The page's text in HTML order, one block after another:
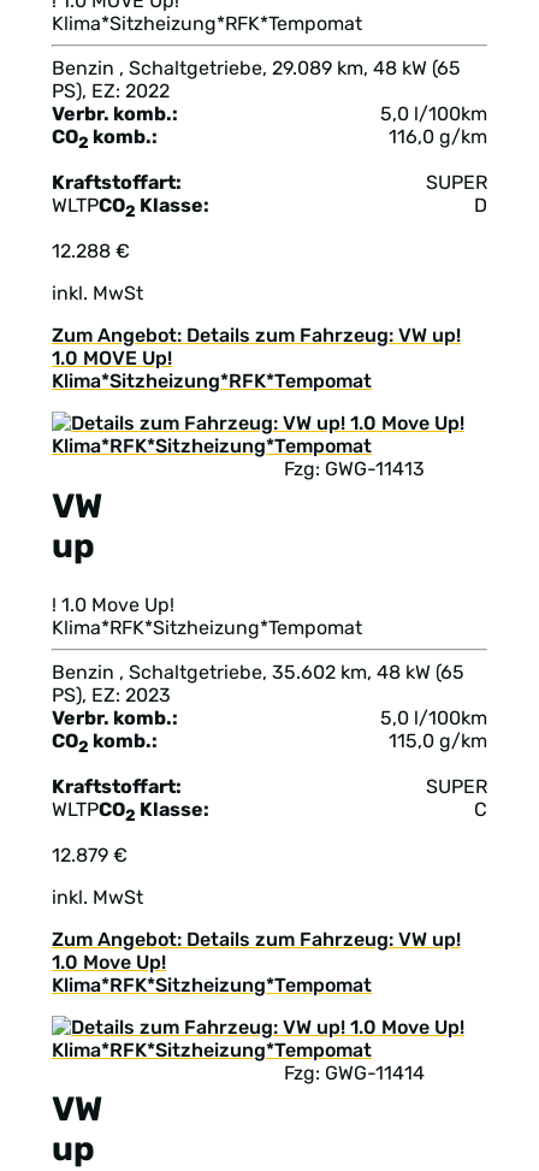
Klima*Sitzheizung*RFK*Tempomat
Benzin , Schaltgetriebe, 29.089 km, 48 kW (65
PS), EZ: 2022
Verbr. komb.:
5,0 l/100km
CO2 komb.: 116,0 g/km
Kraftstoffart:
SUPER
WLTPCO2 Klasse: D
12.288 €
inkl. MwSt
Zum Angebot: Details zum Fahrzeug: VW up!
1.0 MOVE Up!
Klima*Sitzheizung*RFK*Tempomat
VW
up
Fzg: GWG-11413
! 1.0 Move Up!
Klima*RFK*Sitzheizung*Tempomat
Benzin , Schaltgetriebe, 35.602 km, 48 kW (65
PS), EZ: 2023
Verbr. komb.:
5,0 l/100km
CO2 komb.: 115,0 g/km
Kraftstoffart:
SUPER
WLTPCO2 Klasse: C
12.879 €
inkl. MwSt
Zum Angebot: Details zum Fahrzeug: VW up!
1.0 Move Up!
Klima*RFK*Sitzheizung*Tempomat
VW
up
Fzg: GWG-11414